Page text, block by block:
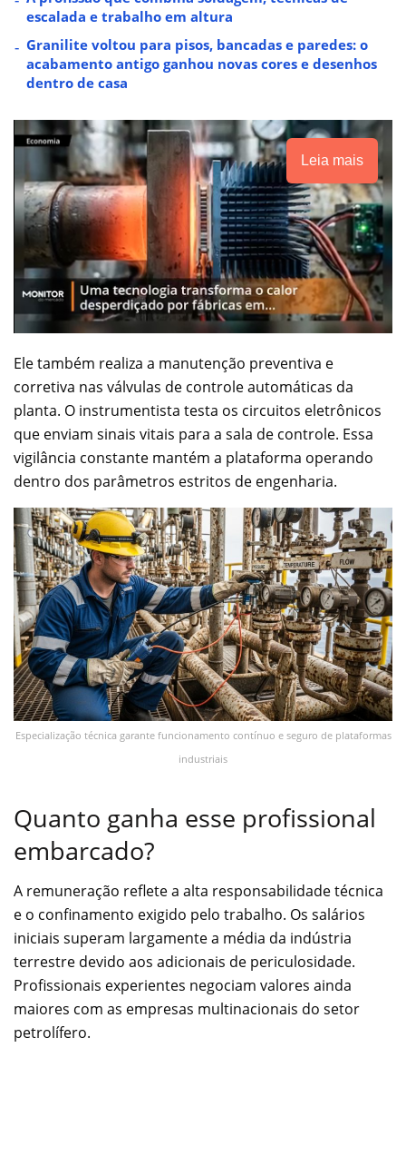
escalada e trabalho em altura
Granilite voltou para pisos, bancadas e paredes: o
acabamento antigo ganhou novas cores e desenhos
dentro de casa
Leia mais
Ele também realiza a manutenção preventiva e
corretiva nas válvulas de controle automáticas da
planta. O instrumentista testa os circuitos eletrônicos
que enviam sinais vitais para a sala de controle. Essa
vigilância constante mantém a plataforma operando
dentro dos parâmetros estritos de engenharia.
Especialização técnica garante funcionamento contínuo e seguro de plataformas
industriais
Quanto ganha esse profissional
embarcado?
A remuneração reflete a alta responsabilidade técnica
e o confinamento exigido pelo trabalho. Os salários
iniciais superam largamente a média da indústria
terrestre devido aos adicionais de periculosidade.
Profissionais experientes negociam valores ainda
maiores com as empresas multinacionais do setor
petrolífero.